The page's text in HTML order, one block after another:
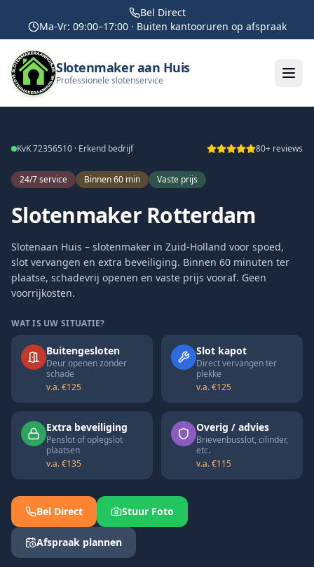
Bel Direct
Ma-Vr: 09:00–17:00 · Buiten kantooruren op afspraak
Slotenmaker aan Huis
Professionele slotenservice
KvK 72356510 · Erkend bedrijf 80+ reviews
24/7 service Binnen 60 min Vaste prijs
Slotenmaker Rotterdam
Slotenaan Huis – slotenmaker in Zuid-Holland voor spoed,
slot vervangen en extra beveiliging. Binnen 60 minuten ter
plaatse, schadevrij openen en vaste prijs vooraf. Geen
voorrijkosten.
WAT IS UW SITUATIE?
Buitengesloten
Deur openen zonder
schade
v.a. €125
Slot kapot
Direct vervangen ter
plekke
v.a. €125
Extra beveiliging
Penslot of oplegslot
plaatsen
v.a. €135
Overig / advies
Brievenbusslot, cilinder,
etc.
v.a. €115
Bel Direct Stuur Foto
Afspraak plannen